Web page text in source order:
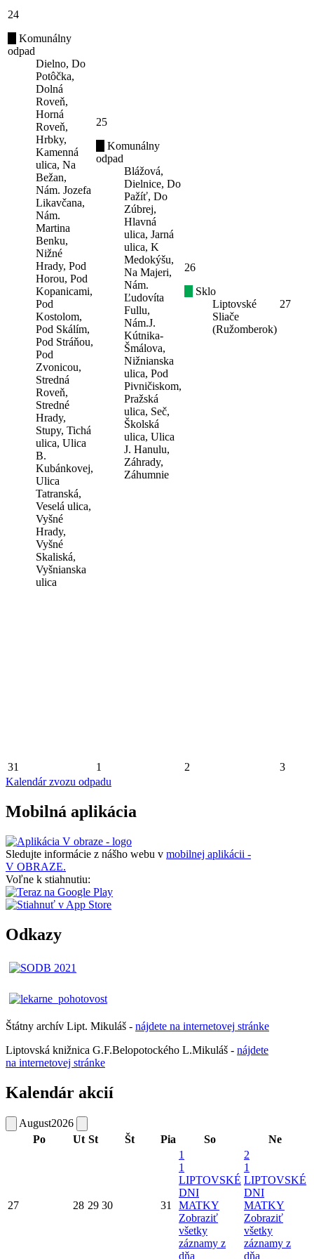
24
Komunálny
odpad
Dielno, Do
Potôčka,
Dolná
Roveň,
Horná
Roveň,
Hrbky,
Kamenná
ulica, Na
Bežan,
Nám. Jozefa
Likavčana,
Nám.
Martina
Benku,
Nižné
Hrady, Pod
Horou, Pod
Kopanicami,
Pod
Kostolom,
Pod Skálím,
Pod Stráňou,
Pod
Zvonicou,
Stredná
Roveň,
Stredné
Hrady,
Stupy, Tichá
ulica, Ulica
B.
Kubánkovej,
Ulica
Tatranská,
Veselá ulica,
Vyšné
Hrady,
Vyšné
Skaliská,
Vyšnianska
ulica
25
Komunálny
odpad
Blážová,
Dielnice, Do
Pažíť, Do
Zúbrej,
Hlavná
ulica, Jarná
ulica, K
Medokýšu,
Na Majeri,
Nám.
Ľudovíta
Fullu,
Nám.J.
Kútnika-
Šmálova,
Nižnianska
ulica, Pod
Pivničiskom,
Pražská
ulica, Seč,
Školská
ulica, Ulica
J. Hanulu,
Záhrady,
Záhumnie
26
Sklo
Liptovské
Sliače
(Ružomberok)
27
31 1 2
3
Kalendár zvozu odpadu
Mobilná aplikácia
Sledujte informácie z nášho webu v mobilnej aplikácii -
V OBRAZE.
Voľne k stiahnutiu:
Odkazy
Štátny archív Lipt. Mikuláš - nájdete na internetovej stránke
Liptovská knižnica G.F.Belopotockého L.Mikuláš - nájdete
na internetovej stránke
Kalendár akcií
August2026
Po
Ut St Št Pia So Ne
27 28 29 30 31
1
1
LIPTOVSKÉ
DNI
MATKY
Zobraziť
všetky
záznamy z
dňa
2
1
LIPTOVSKÉ
DNI
MATKY
Zobraziť
všetky
záznamy z
dňa